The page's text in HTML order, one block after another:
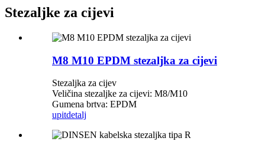
Stezaljke za cijevi
M8 M10 EPDM stezaljka za cijevi
Stezaljka za cijev
Veličina stezaljke za cijevi: M8/M10
Gumena brtva: EPDM
upitdetalj